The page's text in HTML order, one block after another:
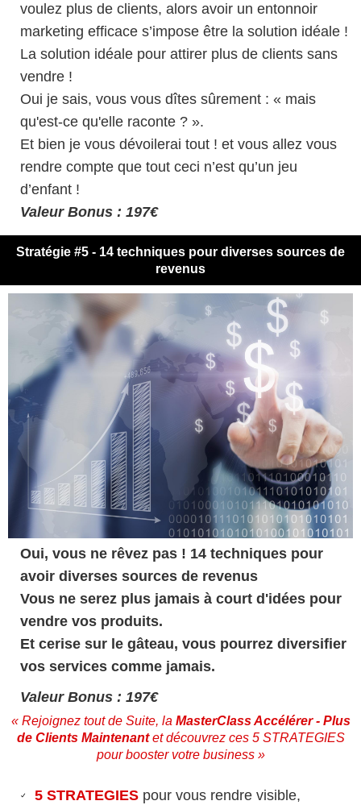
voulez plus de clients, alors avoir un entonnoir
marketing efficace s’impose être la solution idéale !
La solution idéale pour attirer plus de clients sans
vendre !
Oui je sais, vous vous dîtes sûrement : « mais
qu'est-ce qu'elle raconte ? ».
Et bien je vous dévoilerai tout ! et vous allez vous
rendre compte que tout ceci n’est qu’un jeu
d’enfant !
Valeur Bonus : 197€
Stratégie #5 - 14 techniques pour diverses sources de
revenus
Oui, vous ne rêvez pas ! 14 techniques pour
avoir diverses sources de revenus
Vous ne serez plus jamais à court d'idées pour
vendre vos produits.
Et cerise sur le gâteau, vous pourrez diversifier
vos services comme jamais.
Valeur Bonus : 197€
« Rejoignez tout de Suite, la MasterClass Accélérer - Plus
de Clients Maintenantet découvrez ces 5 STRATEGIES
pour booster votre business »
5 STRATEGIESpour vous rendre visible,